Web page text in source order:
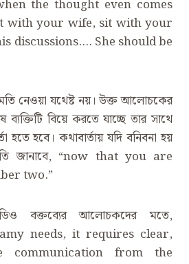
the thought even comes
with your wife, sit with your
discussions…. She should be
নেওয়া যথেষ্ট নয়। উক্ত আলোচকের
ব্যক্তিটি বিয়ে করতে যাচ্ছে তার সাথে
হতে হবে। কথাবার্তায় যদি বনিবনা হয়
জানাবে, ‍“now that you are
two.”
বক্তব্যের আলোচকদের মতে,
needs, it requires clear,
communication from the